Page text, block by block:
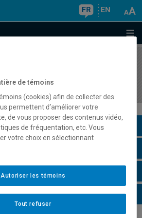
FR EN
collecte des données
de témoins
(cookies) afin de collecter des
permettent d’améliorer votre
de vous proposer des contenus vidéo,
de fréquentation, etc. Vous
votre choix en sélectionnant
Tout refuser
Autoriser les témoins